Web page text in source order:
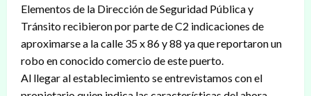
Elementos de la Dirección de Seguridad Pública y
Tránsito recibieron por parte de C2 indicaciones de
aproximarse a la calle 35 x 86 y 88 ya que reportaron un
robo en conocido comercio de este puerto.
Al llegar al establecimiento se entrevistamos con el